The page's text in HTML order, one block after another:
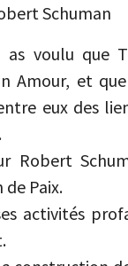
Schuman
as voulu que
Amour, et
eux des
Robert
Paix.
activités